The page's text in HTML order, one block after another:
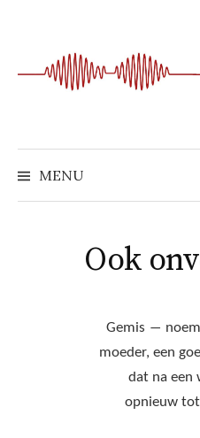
springen
MENU
Ook
Gemis ―
moeder, een
dat na een
opnieuw